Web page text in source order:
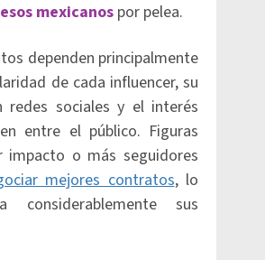
mexicanos por pelea.
dependen principalmente
de cada influencer, su
redes sociales y el interés
entre el público. Figuras
impacto o más seguidores
mejores contratos, lo
considerablemente sus